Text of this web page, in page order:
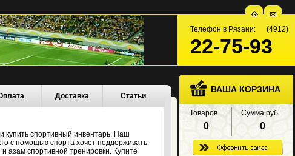
Телефон в Рязани: (4912)
22-75-93
ВАША КОРЗИНА
Товаров
0
Сумма руб.
0
Доставка Статьи
спортивный инвентарь. Наш
с помощью спорта хочет поддерживать
азам спортивной тренировки. Купите